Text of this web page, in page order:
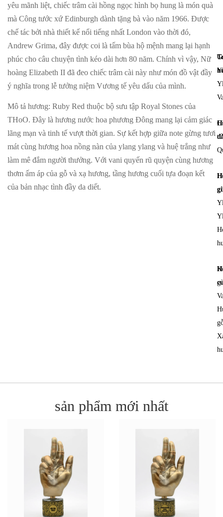
yêu mãnh liệt, chiếc trâm cài hồng ngọc hình bọ hung là món quà
mà Công tước xứ Edinburgh dành tặng bà vào năm 1966. Được
chế tác bởi nhà thiết kế nổi tiếng nhất London vào thời đó,
Andrew Grima, đây được coi là tấm bùa hộ mệnh mang lại hạnh
phúc cho câu chuyện tình kéo dài hơn 80 năm. Chính vì vậy, Nữ
hoàng Elizabeth II đã đeo chiếc trâm cài này như món đồ vật đầy
ý nghĩa trong lễ tưởng niệm Vương tế yêu dấu của mình.
Mô tả hương: Ruby Red thuộc bộ sưu tập Royal Stones của
THoO. Đây là hương nước hoa phương Đông mang lại cảm giác
lãng mạn và tinh tế vượt thời gian. Sự kết hợp giữa note gừng tươi
mát cùng hương hoa nồng nàn của ylang ylang và huệ trắng như
làm mê đắm người thưởng. Với vani quyến rũ quyện cùng hương
thơm ấm áp của gỗ và xạ hương, tầng hương cuối tựa đoạn kết
của bản nhạc tình đầy da diết.
sản phẩm mới nhất